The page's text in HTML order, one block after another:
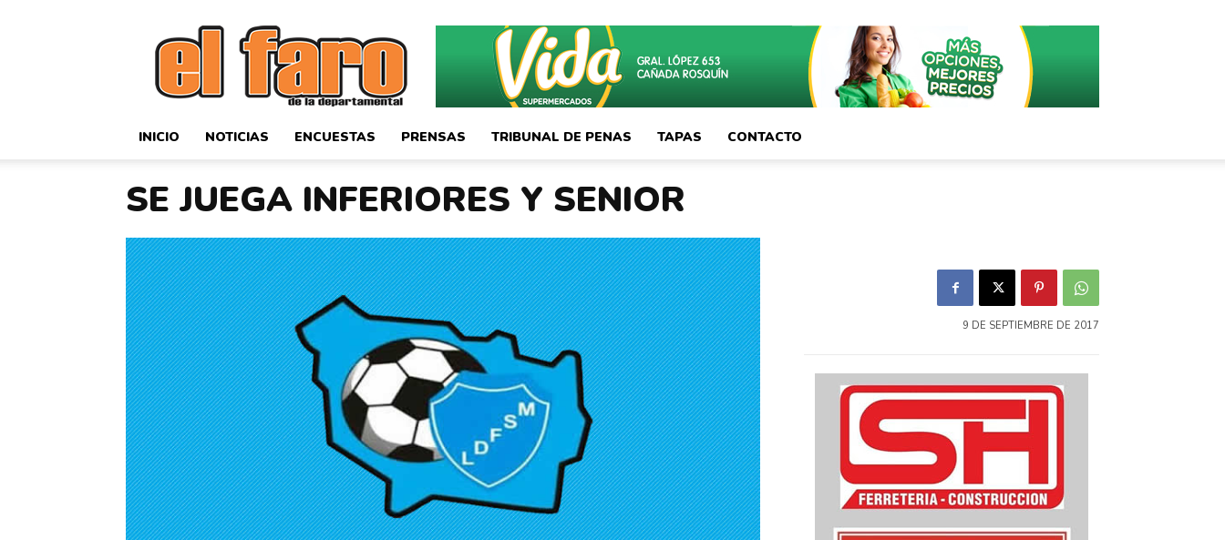
El
Faro
Deportivo
INICIO NOTICIAS ENCUESTAS PRENSAS TRIBUNAL DE PENAS TAPAS CONTACTO
SE JUEGA INFERIORES Y SENIOR
9 DE SEPTIEMBRE DE 2017